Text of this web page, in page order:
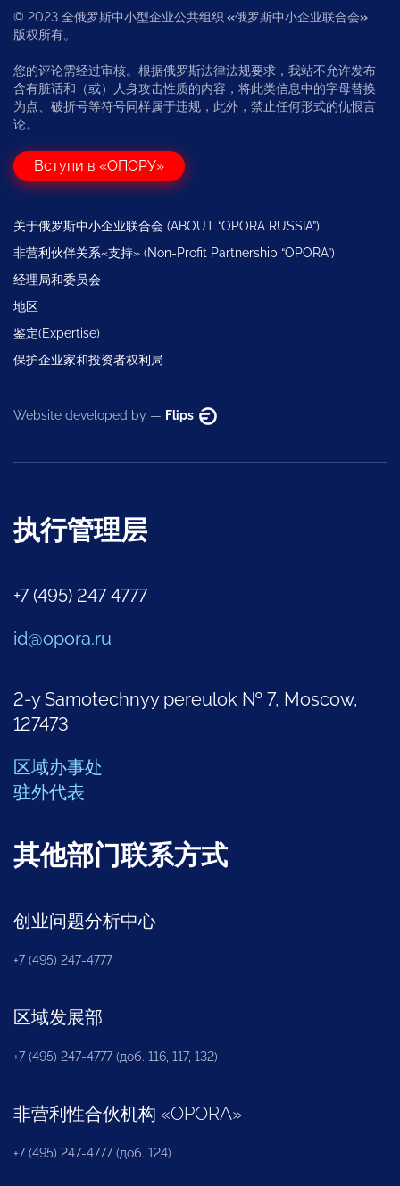
© 2023 全俄罗斯中小型企业公共组织 «俄罗斯中小企业联合会»
版权所有。
您的评论需经过审核。根据俄罗斯法律法规要求，我站不允许发布
含有脏话和（或）人身攻击性质的内容，将此类信息中的字母替换
为点、破折号等符号同样属于违规，此外，禁止任何形式的仇恨言
论。
Вступи в «ОПОРУ»
关于俄罗斯中小企业联合会 (ABOUT “OPORA RUSSIA”)
非营利伙伴关系«支持» (Non-Profit Partnership “OPORA”)
经理局和委员会
地区
鉴定(Expertise)
保护企业家和投资者权利局
Website developed by — Flips
执行管理层
+7 (495) 247 4777
id@opora.ru
2-y Samotechnyy pereulok № 7, Moscow,
127473
区域办事处
驻外代表
其他部门联系方式
创业问题分析中心
+7 (495) 247-4777
区域发展部
+7 (495) 247-4777 (доб. 116, 117, 132)
非营利性合伙机构 «OPORA»
+7 (495) 247-4777 (доб. 124)